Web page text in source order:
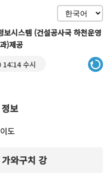
보시스템 (건설공사국 하천운영
과)제공
수시
보
도
가와구치 강